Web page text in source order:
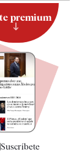
premium
Suscríbete